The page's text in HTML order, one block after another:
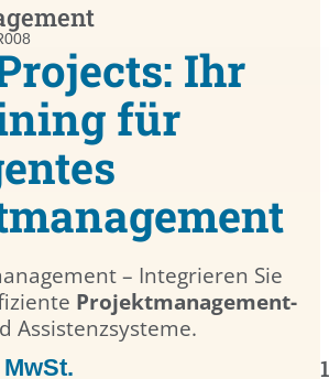
Ihr
für
– Integrieren Sie
Projektmanagement-
Assistenzsysteme.